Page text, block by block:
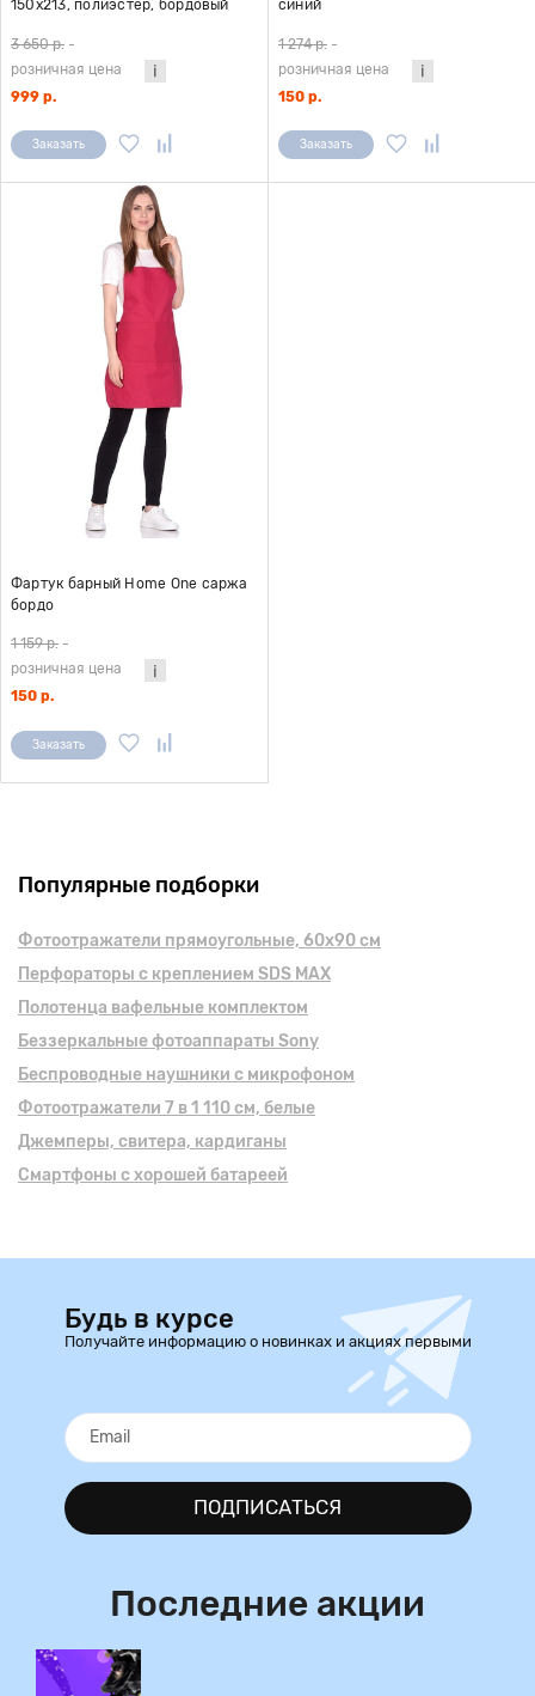
150х213, полиэстер, бордовый
3 650 р. -
розничная цена
999 р.
Заказать
синий
1 274 р. -
розничная цена
150 р.
Заказать
Фартук барный Home One саржа
бордо
1 159 р. -
розничная цена
150 р.
Заказать
Популярные подборки
Фотоотражатели прямоугольные, 60х90 см
Перфораторы с креплением SDS MAX
Полотенца вафельные комплектом
Беззеркальные фотоаппараты Sony
Беспроводные наушники с микрофоном
Фотоотражатели 7 в 1 110 см, белые
Джемперы, свитера, кардиганы
Смартфоны с хорошей батареей
Будь в курсе
Получайте информацию о новинках и акциях первыми
ПОДПИСАТЬСЯ
Последние акции